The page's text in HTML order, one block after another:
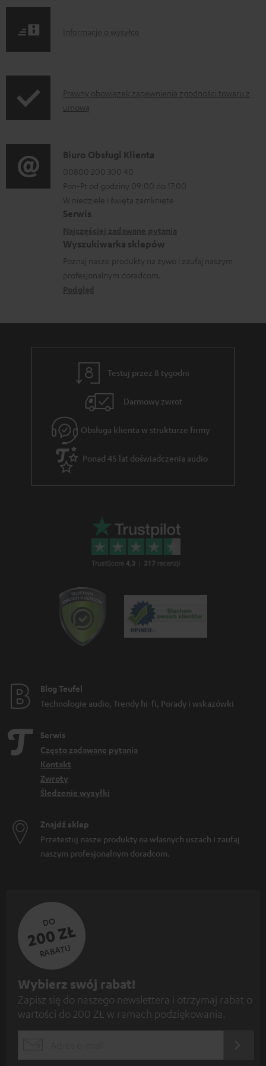
I
o
r
c
j
e
o
y
s
y
Informacje o wysyłce
I
n
o
r
m
a
c
j
e
d
y
c
e
g
w
a
r
Prawny obowiązek zapewnienia zgodności towaru z
umową
D
a
n
e
o
n
t
o
Biuro Obsługi Klienta
00800 200 300 40
Pon-Pt od godziny 09:00 do 17:00
W niedziele i święta zamknięte
Serwis
Wyszukiwarka sklepów
Poznaj nasze produkty na żywo i zaufaj naszym
profesjonalnym doradcom.
Testuj przez 8 tygodni
Darmowy zwrot
Obsługa klienta w strukturze firmy
Ponad 45 lat doświadczenia audio
Blog Teufel
Technologie audio, Trendy hi-fi, Porady i wskazówki
Serwis
Często zadawane pytania
Kontakt
Zwroty
Śledzenie wysyłki
Znajdź sklep
Przetestuj nasze produkty na własnych uszach i zaufaj
naszym profesjonalnym doradcom.
DO
200 ZŁ
RABATU
Z
a
p
Wybierz swój rabat!
Zapisz się do naszego newslettera i otrzymaj rabat o
wartości do 200 ZŁ w ramach podziękowania.